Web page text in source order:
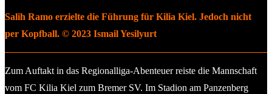
Salih Ramo erzielte die Führung für Kilia Kiel. Jedoch nicht
per Kopfball. © 2023 Ismail Yesilyurt
Zum Auftakt in das Regionalliga-Abenteuer reiste die Mannschaft
vom FC Kilia Kiel zum Bremer SV. Im Stadion am Panzenberg